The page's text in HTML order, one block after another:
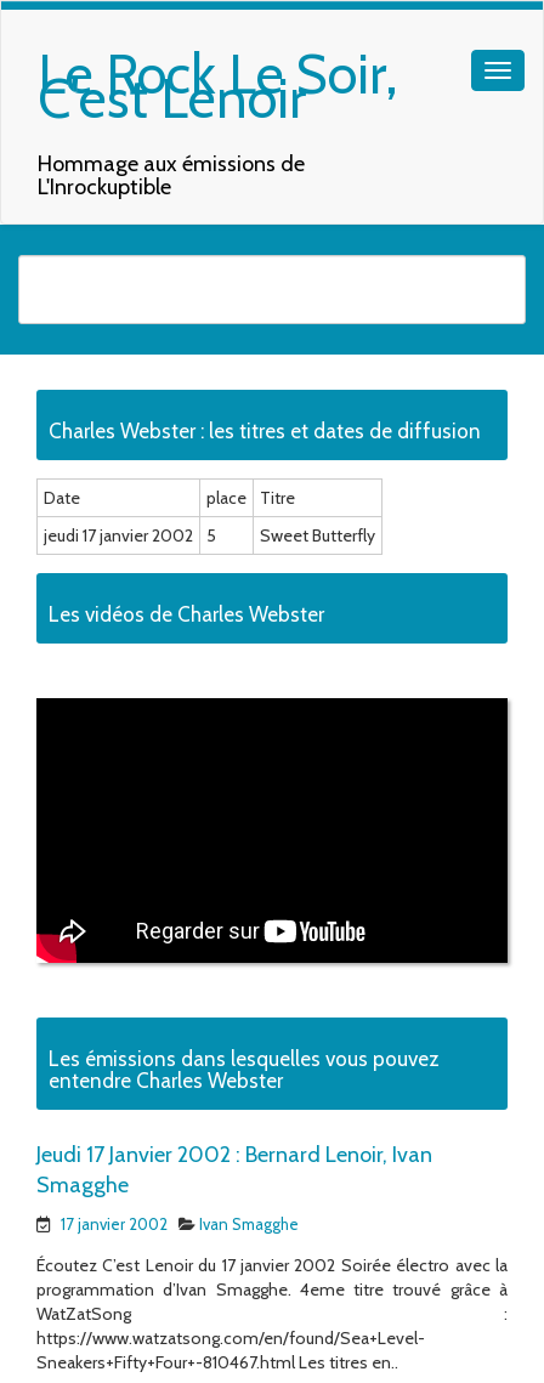
Le Rock Le Soir,
C'est Lenoir
Hommage aux émissions de
L'Inrockuptible
Charles Webster : les titres et dates de diffusion
Date place
Titre
jeudi 17 janvier 2002
5 Sweet Butterfly
Les vidéos de Charles Webster
Les émissions dans lesquelles vous pouvez
entendre Charles Webster
Jeudi 17 Janvier 2002 : Bernard Lenoir, Ivan
Smagghe
17 janvier 2002 Ivan Smagghe
Écoutez C’est Lenoir du 17 janvier 2002 Soirée électro avec la
programmation d’Ivan Smagghe. 4eme titre trouvé grâce à
WatZatSong :
https://www.watzatsong.com/en/found/Sea+Level-
Sneakers+Fifty+Four+-810467.html Les titres en..